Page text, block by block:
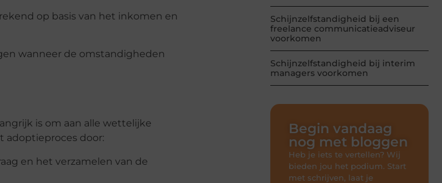
op basis van het inkomen en
wanneer de omstandigheden
is om aan alle wettelijke
adoptieproces door:
en het verzamelen van de
Schijnzelfstandigheid bij een
freelance communicatieadviseur
voorkomen
Schijnzelfstandigheid bij interim
managers voorkomen
Begin vandaag
nog met bloggen
Heb je iets te vertellen? Wij
bieden jou het podium. Start
met schrijven, laat je